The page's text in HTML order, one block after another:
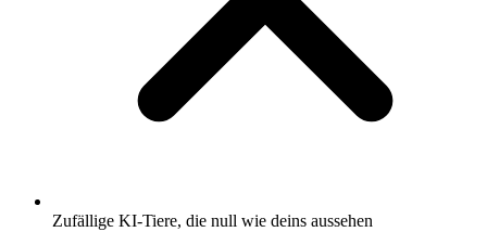
Zufällige KI-Tiere, die null wie deins aussehen